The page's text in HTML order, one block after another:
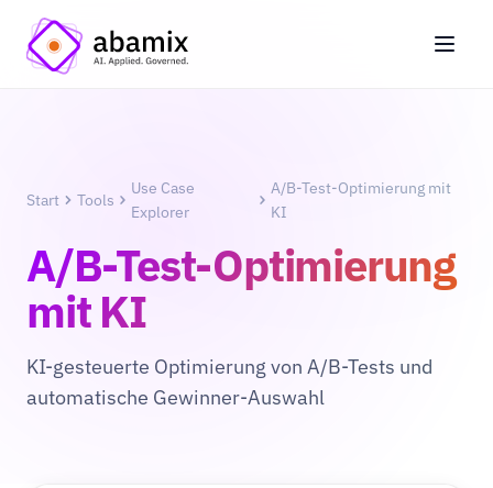
Start Tools
Use Case
Explorer
A/B-Test-Optimierung mit
KI
A/B-Test-Optimierung
mit KI
KI-gesteuerte Optimierung von A/B-Tests und
automatische Gewinner-Auswahl